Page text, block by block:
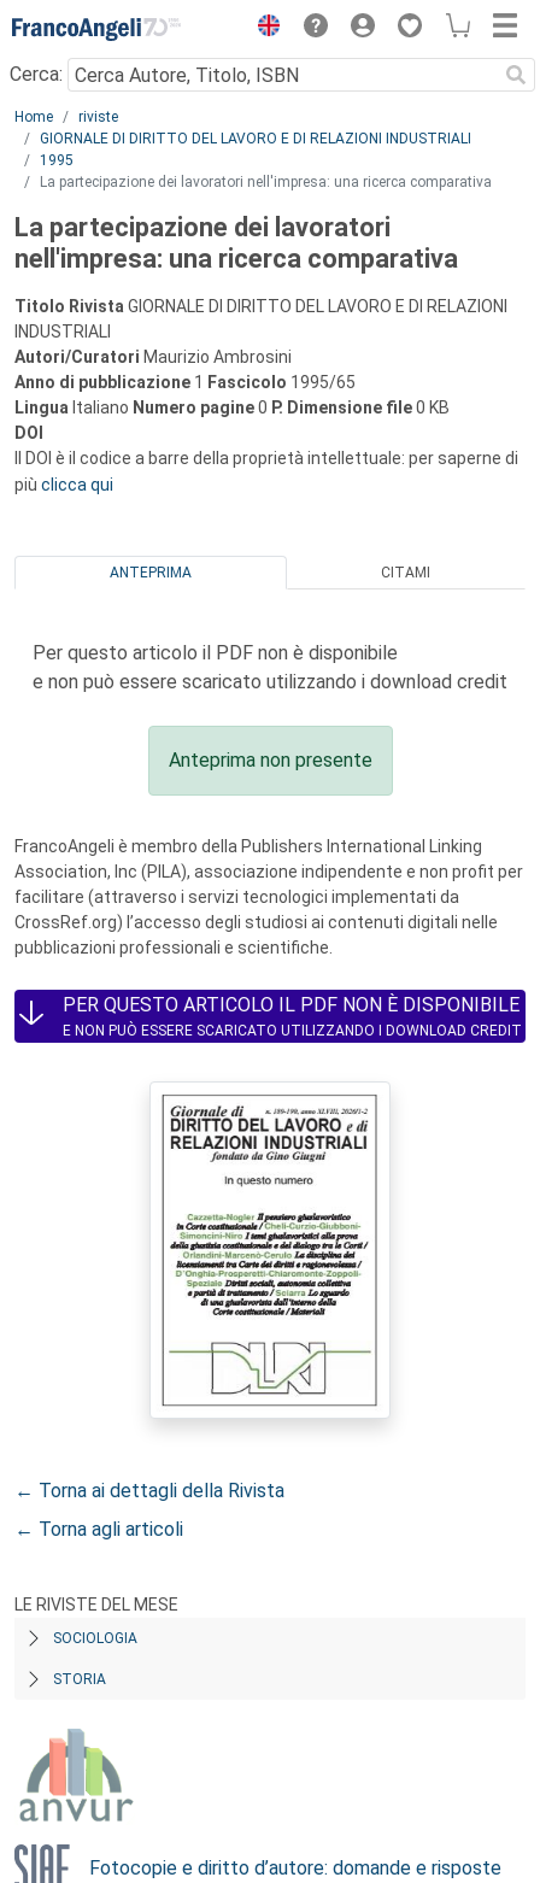
Menu
Cerca:
Main content
Home
riviste
GIORNALE DI DIRITTO DEL LAVORO E DI RELAZIONI INDUSTRIALI
1995
La partecipazione dei lavoratori nell'impresa: una ricerca comparativa
La partecipazione dei lavoratori
nell'impresa: una ricerca comparativa
Titolo Rivista GIORNALE DI DIRITTO DEL LAVORO E DI RELAZIONI
INDUSTRIALI
Autori/Curatori Maurizio Ambrosini
Anno di pubblicazione 1 Fascicolo 1995/65
Lingua Italiano Numero pagine0 P. Dimensione file0 KB
DOI
Il DOI è il codice a barre della proprietà intellettuale: per saperne di
più clicca qui
ANTEPRIMA CITAMI
Per questo articolo il PDF non è disponibile
e non può essere scaricato utilizzando i download credit
Anteprima non presente
FrancoAngeli è membro della Publishers International Linking
Association, Inc (PILA), associazione indipendente e non profit per
facilitare (attraverso i servizi tecnologici implementati da
CrossRef.org) l’accesso degli studiosi ai contenuti digitali nelle
pubblicazioni professionali e scientifiche.
PER QUESTO ARTICOLO IL PDF NON È DISPONIBILE
E NON PUÒ ESSERE SCARICATO UTILIZZANDO I DOWNLOAD CREDIT
← Torna ai dettagli della Rivista
← Torna agli articoli
LE RIVISTE DEL MESE
SOCIOLOGIA
STORIA
Fotocopie e diritto d’autore: domande e risposte